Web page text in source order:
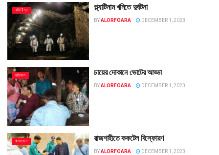
বহির্বিশ্ব প্ল্যাটিনাম খনিতে দুর্ঘটনা
BYALORFOARA DECEMBER 1, 2023
বরিশাল চায়ের দোকানে ভোটের আড্ডা
BYALORFOARA DECEMBER 1, 2023
বাংলাদেশ রাজশাহীতে ককটেল বিস্ফোরণ
BYALORFOARA DECEMBER 1, 2023